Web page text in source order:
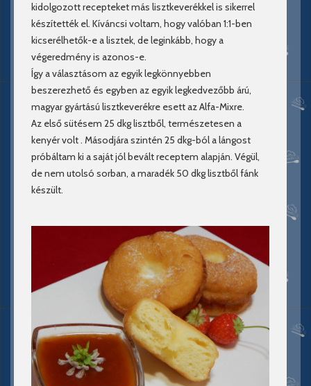
kidolgozott recepteket más lisztkeverékkel is sikerrel
készítették el. Kíváncsi voltam, hogy valóban 1:1-ben
kicserélhetők-e a lisztek, de leginkább, hogy a
végeredmény is azonos-e.
Így a választásom az egyik legkönnyebben
beszerezhető és egyben az egyik legkedvezőbb árú,
magyar gyártású lisztkeverékre esett az Alfa-Mixre.
Az első sütésem 25 dkg lisztből, természetesen a
kenyér volt . Másodjára szintén 25 dkg-ból a lángost
próbáltam ki a saját jól bevált receptem alapján. Végül,
de nem utolsó sorban, a maradék 50 dkg lisztből fánk
készült.